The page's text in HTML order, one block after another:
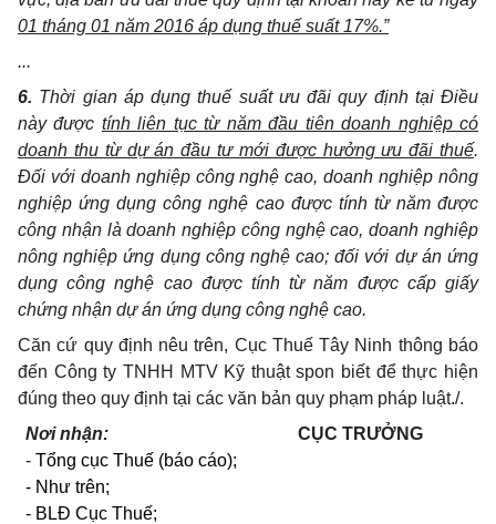
01 tháng 01 năm 2016 áp dụng thuế suất 17%.”
...
6. Thời gian áp dụng thuế suất ưu đãi quy định tại Điều
này được tính liên tục từ năm đầu tiên doanh nghiệp có
doanh thu từ dự án đầu tư mới được hưởng ưu đãi thuế.
Đối với doanh nghiệp công nghệ cao, doanh nghiệp nông
nghiệp ứng dụng công nghệ cao được tính từ năm được
công nhận là doanh nghiệp công nghệ cao, doanh nghiệp
nông nghiệp ứng dụng công nghệ cao; đối với dự án ứng
dụng công nghệ cao được tính từ năm được cấp giấy
chứng nhận dự án ứng dụng công nghệ cao.
Căn cứ quy định nêu trên, Cục Thuế Tây Ninh thông báo
đến Công ty TNHH MTV Kỹ thuật spon biết để thực hiện
đúng theo quy định tại các văn bản quy phạm pháp luật./.
Nơi nhận:
-Tổng cục Thuế (báo cáo);
- Như trên;
- BLĐ Cục Thuế;
CỤC TRƯỞNG